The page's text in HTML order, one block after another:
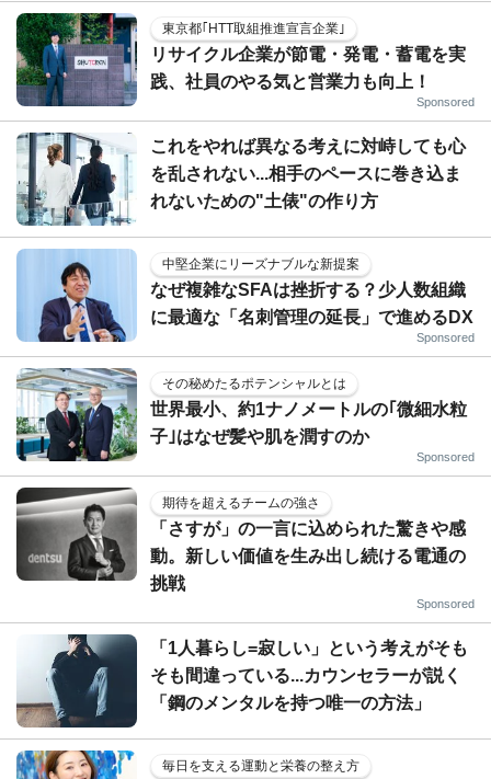
東京都｢HTT取組推進宣言企業｣
リサイクル企業が節電・発電・蓄電を実
践、社員のやる気と営業力も向上！
Sponsored
これをやれば異なる考えに対峙しても心
を乱されない...相手のペースに巻き込ま
れないための"土俵"の作り方
中堅企業にリーズナブルな新提案
なぜ複雑なSFAは挫折する？少人数組織
に最適な「名刺管理の延長」で進めるDX
Sponsored
その秘めたるポテンシャルとは
世界最小、約1ナノメートルの｢微細水粒
子｣はなぜ髪や肌を潤すのか
Sponsored
期待を超えるチームの強さ
「さすが」の一言に込められた驚きや感
動。新しい価値を生み出し続ける電通の
挑戦
Sponsored
「1人暮らし=寂しい」という考えがそも
そも間違っている...カウンセラーが説く
「鋼のメンタルを持つ唯一の方法」
毎日を支える運動と栄養の整え方